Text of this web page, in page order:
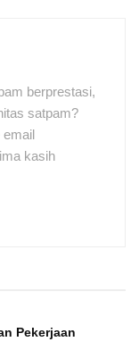
berprestasi,
satpam?
email
kasih
Pekerjaan